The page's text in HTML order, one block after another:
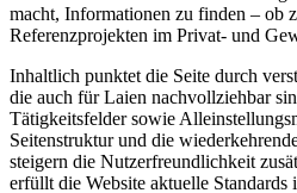
macht, Informationen zu finden – ob
Referenzprojekten im Privat- und
Inhaltlich punktet die Seite durch
die auch für Laien nachvollziehbar
Tätigkeitsfelder sowie
Seitenstruktur und die
steigern die Nutzerfreundlichkeit
erfüllt die Website aktuelle Standards